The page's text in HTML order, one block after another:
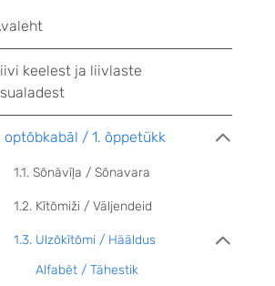
keelest ja liivlaste
optõbkabāl / 1. õppetükk
1.1. Sõnāvīļa / Sõnavara
1.2. Kītõmiži / Väljendeid
1.3. Ulzõkītõmi / Hääldus
Alfabēt / Tähestik